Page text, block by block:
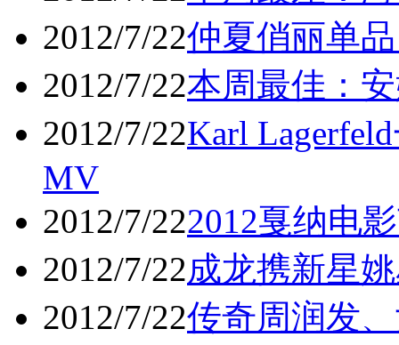
2012/7/22仲夏俏丽单
2012/7/22本周最佳：
2012/7/22Karl
MV
2012/7/222012戛纳电
2012/7/22成龙携新星
2012/7/22传奇周润发